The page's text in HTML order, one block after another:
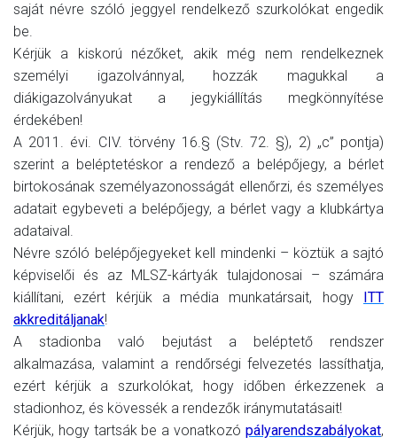
saját névre szóló jeggyel rendelkező szurkolókat engedik
be.
Kérjük a kiskorú nézőket, akik még nem rendelkeznek
személyi igazolvánnyal, hozzák magukkal a
diákigazolványukat a jegykiállítás megkönnyítése
érdekében!
A 2011. évi. CIV. törvény 16.§ (Stv. 72. §), 2) „c” pontja)
szerint a beléptetéskor a rendező a belépőjegy, a bérlet
birtokosának személyazonosságát ellenőrzi, és személyes
adatait egybeveti a belépőjegy, a bérlet vagy a klubkártya
adataival.
Névre szóló belépőjegyeket kell mindenki – köztük a sajtó
képviselői és az MLSZ-kártyák tulajdonosai – számára
kiállítani, ezért kérjük a média munkatársait, hogy
ITT
akkreditáljanak!
A stadionba való bejutást a beléptető rendszer
alkalmazása, valamint a rendőrségi felvezetés lassíthatja,
ezért kérjük a szurkolókat, hogy időben érkezzenek a
stadionhoz, és kövessék a rendezők iránymutatásait!
Kérjük, hogy tartsák be a vonatkozó pályarendszabályokat,